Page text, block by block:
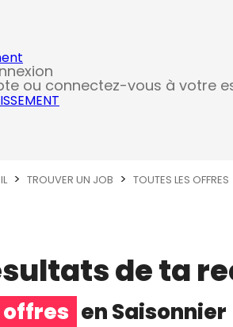
ou connectez-vous à votre
TROUVER UN JOB TOUTES LES OFFRES
de ta
offres enSaisonnier